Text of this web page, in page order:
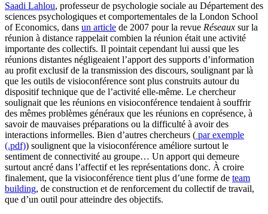
Saadi Lahlou, professeur de psychologie sociale au Département des
sciences psychologiques et comportementales de la London School
of Economics, dans un article de 2007 pour la revue Réseaux sur la
réunion à distance rappelait combien la réunion était une activité
importante des collectifs. Il pointait cependant lui aussi que les
réunions distantes négligeaient l’apport des supports d’information
au profit exclusif de la transmission des discours, soulignant par là
que les outils de visioconférence sont plus construits autour du
dispositif technique que de l’activité elle-même. Le chercheur
soulignait que les réunions en visioconférence tendaient à souffrir
des mêmes problèmes généraux que les réunions en coprésence, à
savoir de mauvaises préparations ou la difficulté à avoir des
interactions informelles. Bien d’autres chercheurs ( par exemple
(.pdf)) soulignent que la visioconférence améliore surtout le
sentiment de connectivité au groupe… Un apport qui demeure
surtout ancré dans l’affectif et les représentations donc. À croire
finalement, que la visioconférence tient plus d’une forme de team
building, de construction et de renforcement du collectif de travail,
que d’un outil pour atteindre des objectifs.